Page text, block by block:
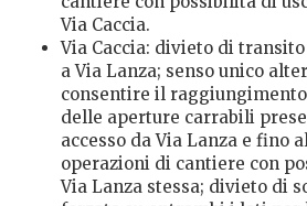
Via Caccia.
Via Caccia: divieto di
a Via Lanza; senso unico
consentire il
delle aperture carrabili
accesso da Via Lanza e fino
operazioni di cantiere con
Via Lanza stessa; divieto di